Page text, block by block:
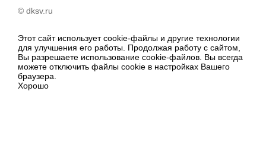
© dksv.ru
Этот сайт использует cookie-файлы и другие технологии
для улучшения его работы. Продолжая работу с сайтом,
Вы разрешаете использование cookie-файлов. Вы всегда
можете отключить файлы cookie в настройках Вашего
браузера.
Хорошо